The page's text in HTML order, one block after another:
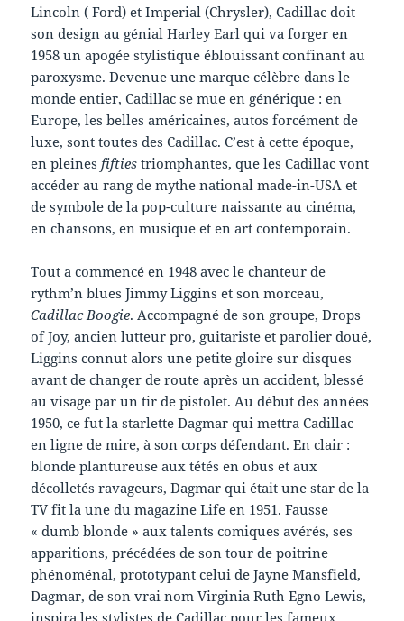
Lincoln ( Ford) et Imperial (Chrysler), Cadillac doit
son design au génial Harley Earl qui va forger en
1958 un apogée stylistique éblouissant confinant au
paroxysme. Devenue une marque célèbre dans le
monde entier, Cadillac se mue en générique : en
Europe, les belles américaines, autos forcément de
luxe, sont toutes des Cadillac. C’est à cette époque,
en pleines fifties triomphantes, que les Cadillac vont
accéder au rang de mythe national made-in-USA et
de symbole de la pop-culture naissante au cinéma,
en chansons, en musique et en art contemporain.
Tout a commencé en 1948 avec le chanteur de
rythm’n blues Jimmy Liggins et son morceau,
Cadillac Boogie. Accompagné de son groupe, Drops
of Joy, ancien lutteur pro, guitariste et parolier doué,
Liggins connut alors une petite gloire sur disques
avant de changer de route après un accident, blessé
au visage par un tir de pistolet. Au début des années
1950, ce fut la starlette Dagmar qui mettra Cadillac
en ligne de mire, à son corps défendant. En clair :
blonde plantureuse aux tétés en obus et aux
décolletés ravageurs, Dagmar qui était une star de la
TV fit la une du magazine Life en 1951. Fausse
« dumb blonde » aux talents comiques avérés, ses
apparitions, précédées de son tour de poitrine
phénoménal, prototypant celui de Jayne Mansfield,
Dagmar, de son vrai nom Virginia Ruth Egno Lewis,
inspira les stylistes de Cadillac pour les fameux